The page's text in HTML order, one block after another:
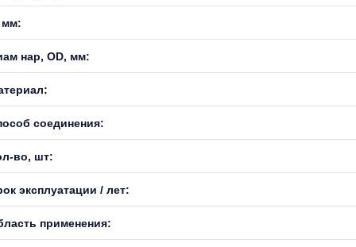
мм:
нар, OD, мм:
соединения:
во, шт:
эксплуатации / лет:
применения: